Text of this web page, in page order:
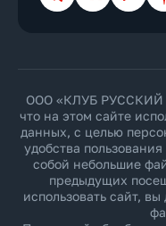
ООО «КЛУБ РУССКИЙ
что на этом сайте
данных, с целью
удобства
собой небольшие
предыдущих
использовать сайт,